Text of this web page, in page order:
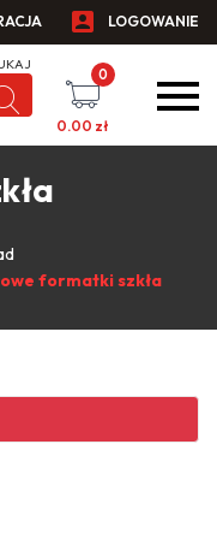
LOGOWANIE
0
0.00 zł
formatki szkła